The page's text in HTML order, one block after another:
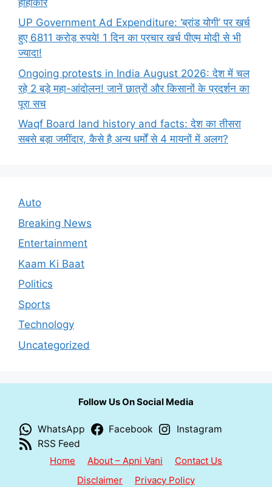
UP Government Ad Expenditure: ‘ब्रांड योगी’ पर खर्च
हुए 6811 करोड़ रुपये! 1 दिन का प्रचार खर्च पीएम मोदी से भी
ज्यादा!
Ongoing protests in India August 2026: देश में चल
रहे 2 बड़े महा-आंदोलन! जानें छात्रों और किसानों के प्रदर्शन का
पूरा सच
Waqf Board land history and facts: देश का तीसरा
सबसे बड़ा जमींदार, कैसे है अन्य धर्मों से 4 मायनों में अलग?
Auto
Breaking News
Entertainment
Kaam Ki Baat
Politics
Sports
Technology
Uncategorized
Follow Us On Social Media
WhatsApp Facebook
Instagram
RSS Feed
Home
About – Apni Vani
Contact Us
Disclaimer
Privacy Policy